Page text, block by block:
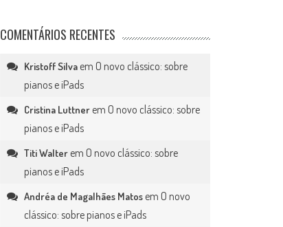
COMENTÁRIOS RECENTES
Kristoff Silva em O novo clássico: sobre
pianos e iPads
Cristina Luttner em O novo clássico: sobre
pianos e iPads
Titi Walter em O novo clássico: sobre
pianos e iPads
Andréa de Magalhães Matos em O novo
clássico: sobre pianos e iPads